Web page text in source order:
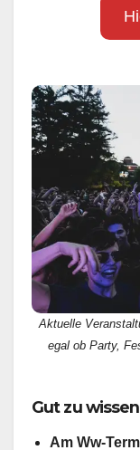
Aktuelle
egal ob Party,
Gut zu
Am Ww-